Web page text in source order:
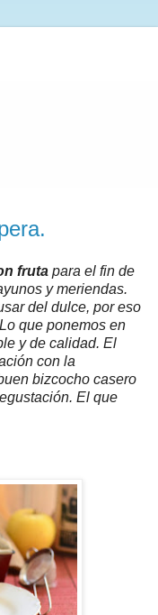
fruta para el fin de
y meriendas.
del dulce, por eso
que ponemos en
y de calidad. El
con la
bizcocho casero
El que